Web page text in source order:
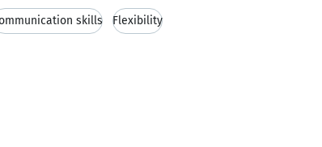
skills Flexibility